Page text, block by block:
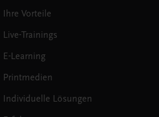
Ihre Vorteile
Live-Trainings
E-Learning
Printmedien
Individuelle Lösungen